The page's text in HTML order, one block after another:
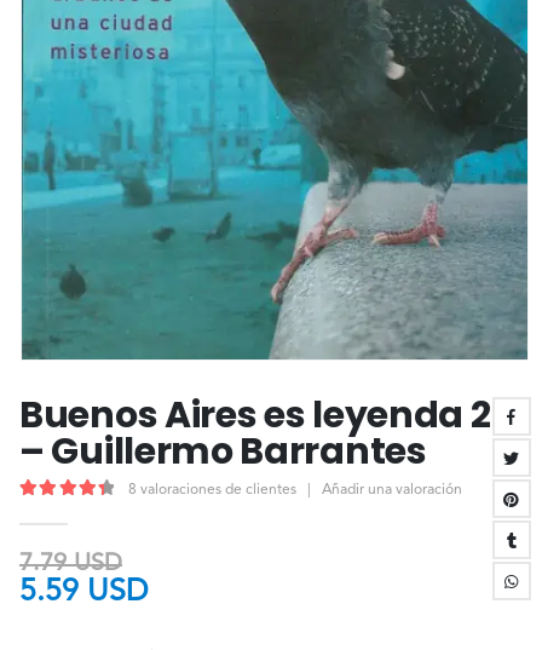
Buenos Aires es leyenda 2
– Guillermo Barrantes
8 valoraciones de clientes Añadir una valoración
7.79USD
5.59 USD